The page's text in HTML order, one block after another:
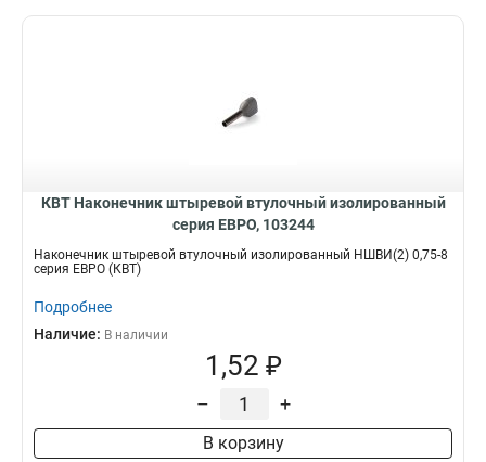
КВТ Наконечник штыревой втулочный изолированный
серия ЕВРО, 103244
Наконечник штыревой втулочный изолированный НШВИ(2) 0,75-8
серия ЕВРО (КВТ)
Подробнее
Наличие: В наличии
1,52 ₽
– +
В корзину